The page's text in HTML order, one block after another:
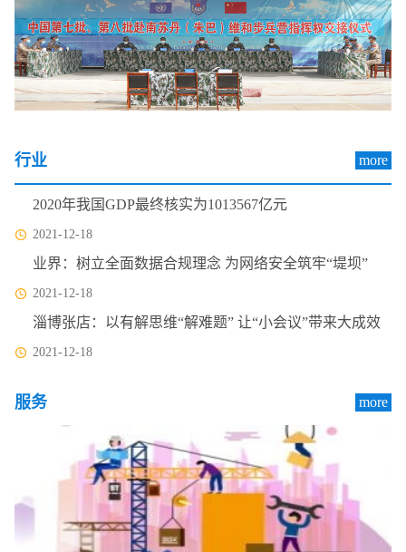
行业 more
2020年我国GDP最终核实为1013567亿元
2021-12-18
业界：树立全面数据合规理念 为网络安全筑牢“堤坝”
2021-12-18
淄博张店：以有解思维“解难题” 让“小会议”带来大成效
2021-12-18
服务 more